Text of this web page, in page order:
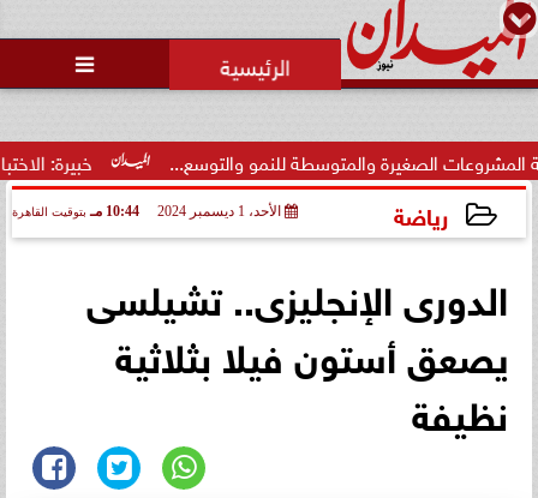

خبيرة: الاختبارات
رياضة الأحد، 1 ديسمبر 2024 10:44 مـ بتوقيت القاهرة
الدورى الإنجليزى.. تشيلسى
يصعق أستون فيلا بثلاثية
نظيفة